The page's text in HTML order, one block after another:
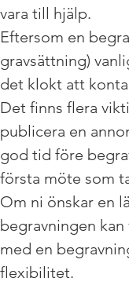
vara till hjälp.
Eftersom en
gravsättning)
det klokt att
Det finns flera
publicera en
god tid före
första möte som
Om ni önskar en
begravningen
med en
flexibilitet.